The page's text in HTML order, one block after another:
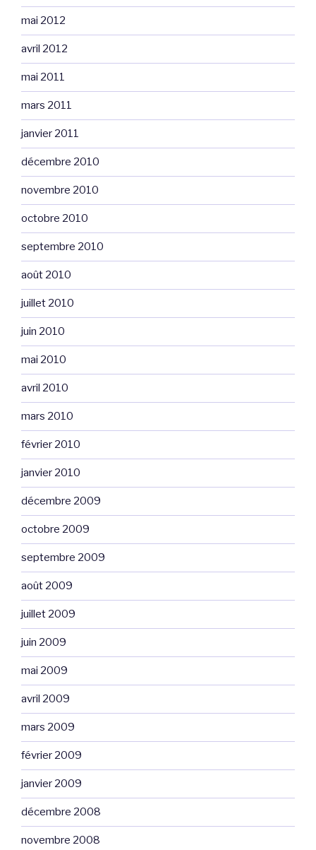
mai 2012
avril 2012
mai 2011
mars 2011
janvier 2011
décembre 2010
novembre 2010
octobre 2010
septembre 2010
août 2010
juillet 2010
juin 2010
mai 2010
avril 2010
mars 2010
février 2010
janvier 2010
décembre 2009
octobre 2009
septembre 2009
août 2009
juillet 2009
juin 2009
mai 2009
avril 2009
mars 2009
février 2009
janvier 2009
décembre 2008
novembre 2008